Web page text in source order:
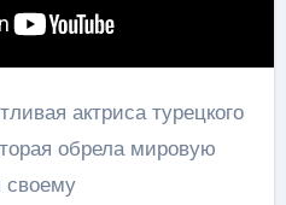
актриса турецкого
обрела мировую
своему